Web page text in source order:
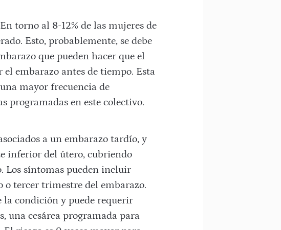
En torno al 8-12% de las mujeres de
Esto, probablemente, se debe
que pueden hacer que el
embarazo antes de tiempo. Esta
mayor frecuencia de
programadas en este colectivo.
a un embarazo tardío, y
inferior del útero, cubriendo
Los síntomas pueden incluir
o tercer trimestre del embarazo.
la condición y puede requerir
una cesárea programada para